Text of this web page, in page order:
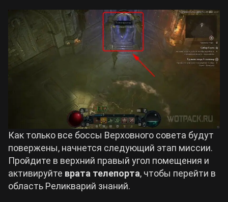
Как только все боссы Верховного совета будут
повержены, начнется следующий этап миссии.
Пройдите в верхний правый угол помещения и
активируйте врата телепорта, чтобы перейти в
область Реликварий знаний.